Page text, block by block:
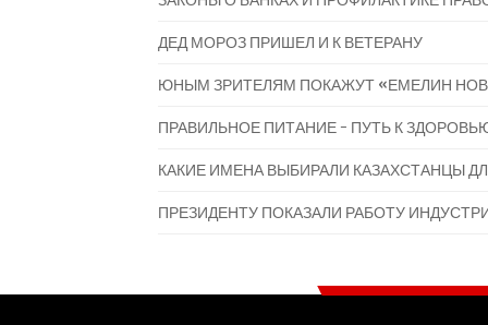
ДЕД МОРОЗ ПРИШЕЛ И К ВЕТЕРАНУ
ЮНЫМ ЗРИТЕЛЯМ ПОКАЖУТ «ЕМЕЛИН
ПРАВИЛЬНОЕ ПИТАНИЕ - ПУТЬ К
КАКИЕ ИМЕНА ВЫБИРАЛИ КАЗАХСТАНЦЫ
ПРЕЗИДЕНТУ ПОКАЗАЛИ РАБОТУ